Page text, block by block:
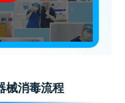
械消毒流程